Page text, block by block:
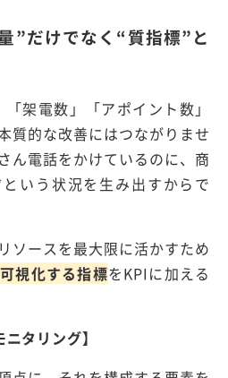
”だけでなく“質指標”と
架電数」「アポイント数」
質的な改善にはつながりませ
ん電話をかけているのに、商
という状況を生み出すからで
ソースを最大限に活かすため
視化する指標をKPI に加える
タリング】